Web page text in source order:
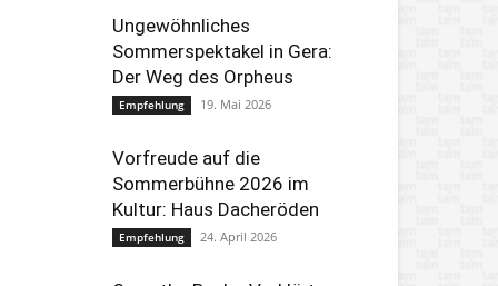
Ungewöhnliches
Sommerspektakel in Gera:
Der Weg des Orpheus
Empfehlung 19. Mai 2026
Vorfreude auf die
Sommerbühne 2026 im
Kultur: Haus Dacheröden
Empfehlung 24. April 2026